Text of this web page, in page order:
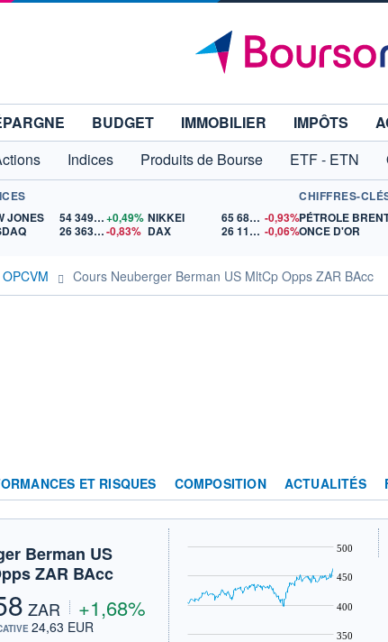
BUDGET IMMOBILIER IMPÔTS
Indices Produits de Bourse ETF - ETN
JONES
54 349,12+0,49%
26 363,44-0,83%
NIKKEI 65 683,26 -0,93%
DAX
26 110,87 -0,06%
CHIFFRES-
PÉTROLE
ONCE D'OR
OPCVM Cours Neuberger Berman US MltCp Opps ZAR BAcc
ET RISQUES COMPOSITION ACTUALITÉS
Berman US
ZAR BAcc
ZAR +1,68%
24,63 EUR
350
400
450
500